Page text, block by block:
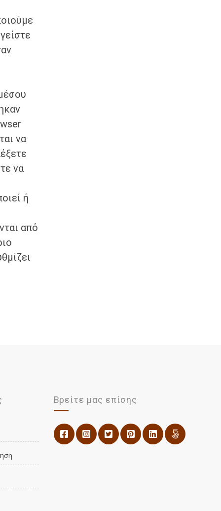
να
να
ή
από
Βρείτε μας επίσης